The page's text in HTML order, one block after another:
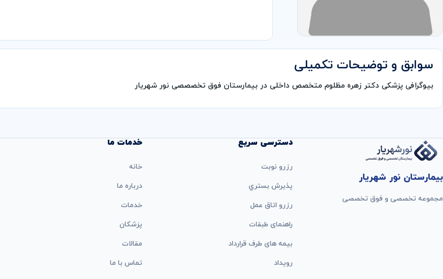
سوابق و توضیحات تکمیلی
بیوگرافی پزشکی دکتر زهره مظلوم متخصص داخلی در بیمارستان فوق تخصصصی نور شهریار
بیمارستان نور شهریار
مجموعه تخصصی و فوق تخصصی
دسترسی سریع
رزرو نوبت
پذيرش بستري
رزرو اتاق عمل
راهنمای طبقات
بيمه های طرف قرارداد
رویداد
خدمات ما
خانه
درباره ما
خدمات
پزشکان
مقالات
تماس با ما